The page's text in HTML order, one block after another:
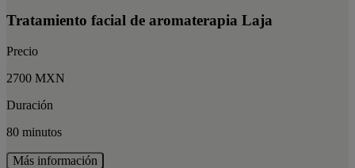
Tratamiento facial de aromaterapia Laja
Precio
2700 MXN
Duración
80 minutos
Más información